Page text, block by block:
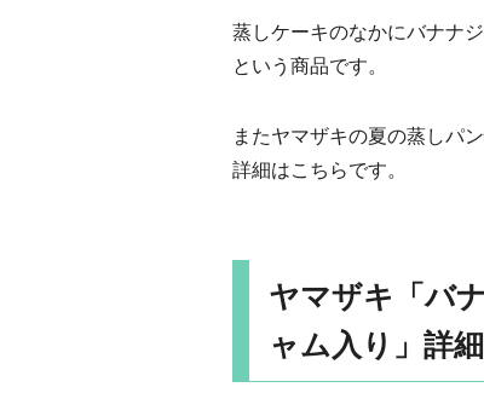
蒸しケーキのなかにバナナ
という商品です。
またヤマザキの夏の蒸しパ
詳細はこちらです。
ヤマザキ「バ
ャム入り」詳